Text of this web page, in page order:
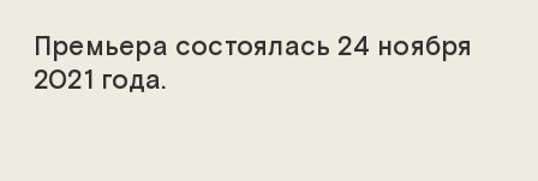
Премьера состоялась 24 ноября
2021 года.